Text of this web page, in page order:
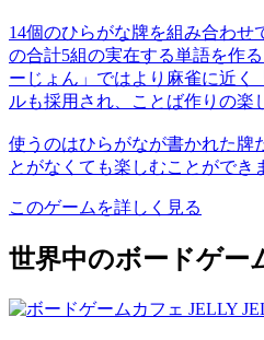
14個のひらがな牌を組み合わせ
の合計5組の実在する単語を作
ーじょん」ではより麻雀に近く
ルも採用され、ことば作りの楽
使うのはひらがなが書かれた牌
とがなくても楽しむことができ
このゲームを詳しく見る
世界中のボードゲー